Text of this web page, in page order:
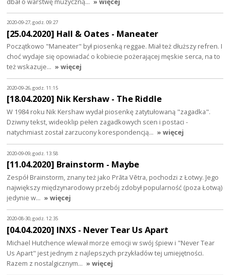
2020-09-27, godz. 09:27
[25.04.2020] Hall & Oates - Maneater
Początkowo "Maneater" był piosenką reggae. Miał też dłuższy refren. I
choć wydaje się opowiadać o kobiecie pożerającej męskie serca, na to
też wskazuje… » więcej
2020-09-26, godz. 11:15
[18.04.2020] Nik Kershaw - The Riddle
W 1984 roku Nik Kershaw wydał piosenkę zatytułowaną "zagadka".
Dziwny tekst, wideoklip pełen zagadkowych scen i postaci -
natychmiast został zarzucony korespondencją… » więcej
2020-09-09, godz. 13:58
[11.04.2020] Brainstorm - Maybe
Zespół Brainstorm, znany też jako Prāta Vētra, pochodzi z Łotwy. Jego
największy międzynarodowy przebój zdobył popularność (poza Łotwą)
jedynie w… » więcej
2020-08-30, godz. 12:35
[04.04.2020] INXS - Never Tear Us Apart
Michael Hutchence wlewał morze emocji w swój śpiew i "Never Tear
Us Apart" jest jednym z najlepszych przykładów tej umiejętności.
Razem z nostalgicznym… » więcej